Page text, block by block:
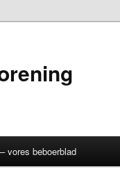
vores beboerblad